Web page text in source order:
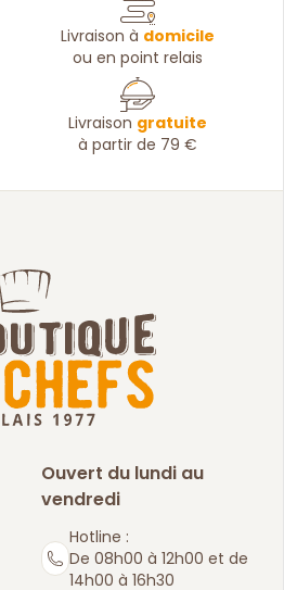
Livraison à domicile
ou en point relais
Livraison gratuite
à partir de 79 €
Ouvert du lundi au
vendredi
Hotline :
De 08h00 à 12h00 et de
14h00 à 16h30